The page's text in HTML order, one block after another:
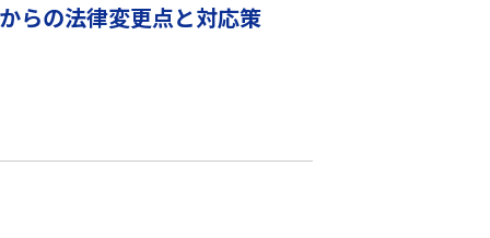
らの法律変更点と対応策